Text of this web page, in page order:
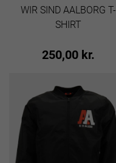
WIR SIND AALBORG T-
SHIRT
250,00 kr.